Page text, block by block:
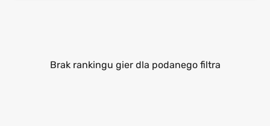
Brak rankingu gier dla podanego filtra